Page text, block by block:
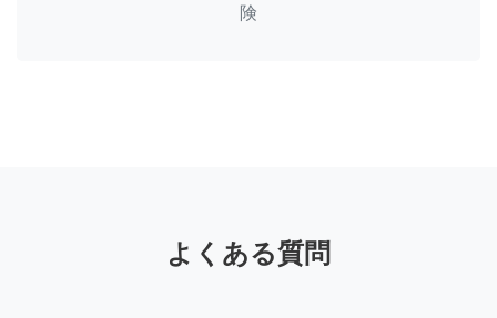
険
よくある質問